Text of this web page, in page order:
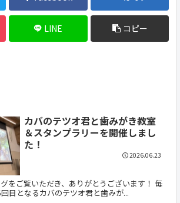
LINE コピー
カバのテツオ君と歯みがき教室
＆スタンプラリーを開催しまし
た！
をご覧いただき、ありがとうございます！ 毎
目となるカバのテツオ君と歯みが...
2026.06.23